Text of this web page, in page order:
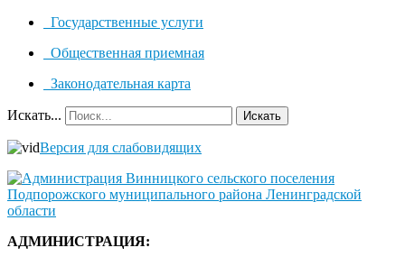
Государственные услуги
Общественная приемная
Законодательная карта
Искать... Искать
Версия для слабовидящих
АДМИНИСТРАЦИЯ: